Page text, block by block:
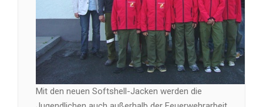
Mit den neuen Softshell-Jacken werden die